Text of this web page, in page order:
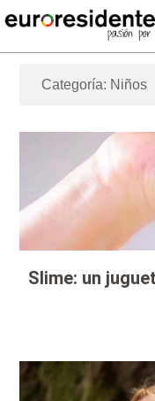
Categoría: Niños
Slime: un